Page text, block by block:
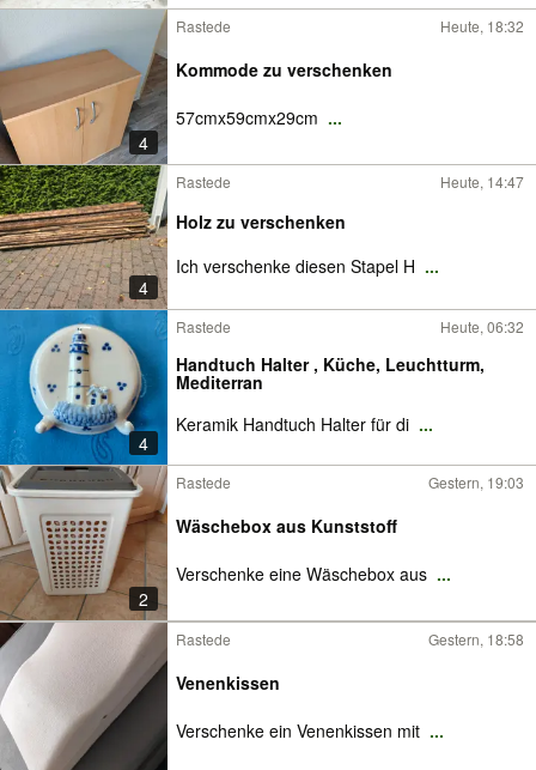
4
Rastede Heute, 18:32
Kommode zu verschenken
57cmx59cmx29cm ...
4
Rastede Heute, 14:47
Holz zu verschenken
Ich verschenke diesen Stapel H ...
4
Rastede Heute, 06:32
Handtuch Halter , Küche, Leuchtturm,
Mediterran
Keramik Handtuch Halter für di ...
2
Rastede Gestern, 19:03
Wäschebox aus Kunststoff
Verschenke eine Wäschebox aus ...
Rastede Gestern, 18:58
Venenkissen
Verschenke ein Venenkissen mit ...